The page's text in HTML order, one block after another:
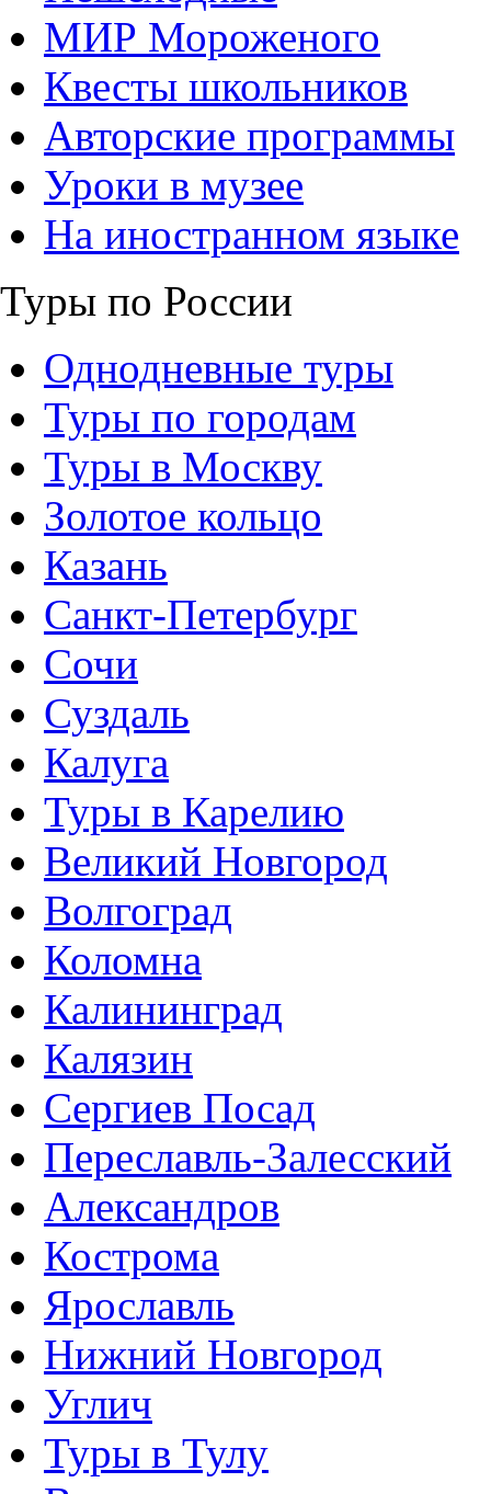
МИР Мороженого
Квесты школьников
Авторские программы
Уроки в музее
На иностранном языке
Туры по России
Однодневные туры
Туры по городам
Туры в Москву
Золотое кольцо
Казань
Санкт-Петербург
Сочи
Суздаль
Калуга
Туры в Карелию
Великий Новгород
Волгоград
Коломна
Калининград
Калязин
Сергиев Посад
Переславль-Залесский
Александров
Кострома
Ярославль
Нижний Новгород
Углич
Туры в Тулу